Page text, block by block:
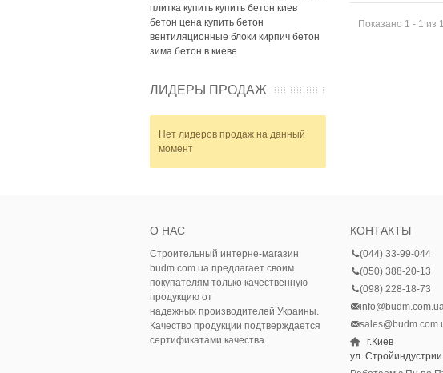
плитка купить купить бетон киев
бетон цена купить бетон
вентиляционные блоки кирпич бетон
зима бетон в киеве
ЛИДЕРЫ ПРОДАЖ
Нет лидеров продаж на данный
момент
Показано 1 - 1 из
О НАС
Строительный интерне-магазин
budm.com.ua предлагает своим
покупателям только качественную
продукцию от
надежных производителей Украины.
Качество продукции подтверждается
сертификатами качества.
КОНТАКТЫ
(044) 33-99-044
(050) 388-20-13
(098) 228-18-73
г.Киев
ул.